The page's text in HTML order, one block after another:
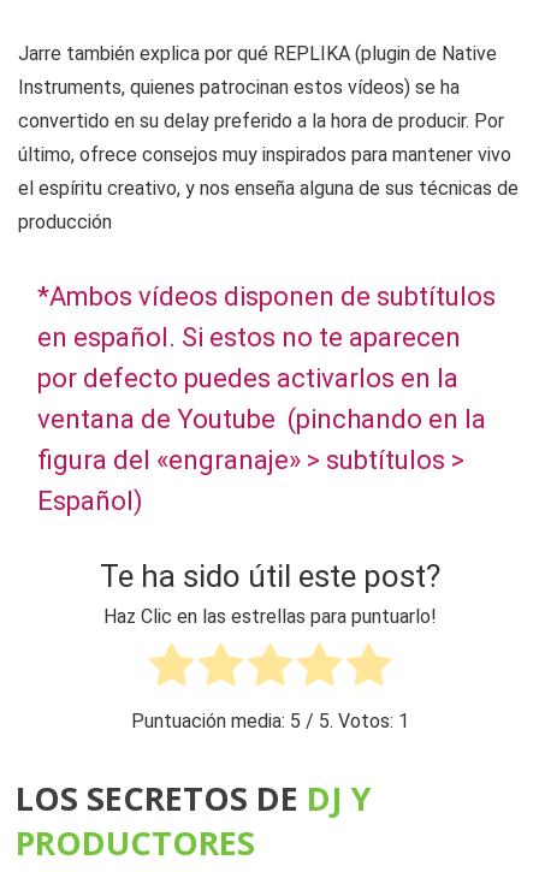
Jarre también explica por qué REPLIKA (plugin de Native
Instruments, quienes patrocinan estos vídeos) se ha
convertido en su delay preferido a la hora de producir. Por
último, ofrece consejos muy inspirados para mantener vivo
el espíritu creativo, y nos enseña alguna de sus técnicas de
producción
*Ambos vídeos disponen de subtítulos
en español. Si estos no te aparecen
por defecto puedes activarlos en la
ventana de Youtube (pinchando en la
figura del «engranaje» > subtítulos >
Español)
Te ha sido útil este post?
Haz Clic en las estrellas para puntuarlo!
Puntuación media: 5 / 5. Votos: 1
LOS SECRETOS DE DJ Y
PRO DUCTORES